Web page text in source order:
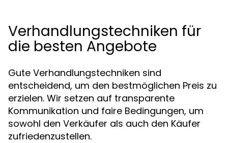
Verhandlungstechniken für
die besten Angebote
Gute Verhandlungstechniken sind
entscheidend, um den bestmöglichen Preis zu
erzielen. Wir setzen auf transparente
Kommunikation und faire Bedingungen, um
sowohl den Verkäufer als auch den Käufer
zufriedenzustellen.